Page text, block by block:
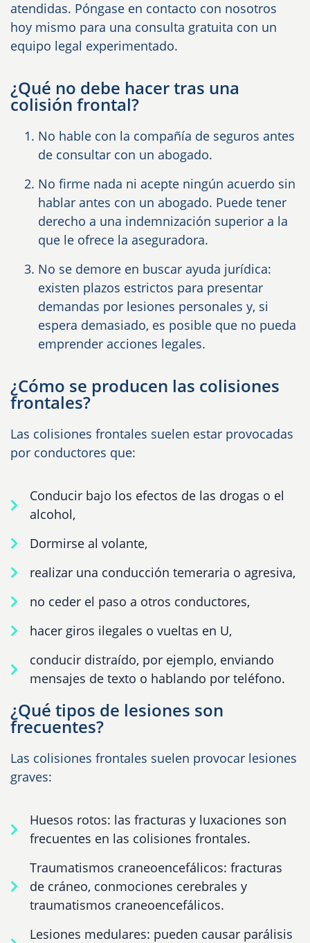
atendidas. Póngase en contacto con nosotros
hoy mismo para una consulta gratuita con un
equipo legal experimentado.
¿Qué no debe hacer tras una
colisión frontal?
No hable con la compañía de seguros antes
de consultar con un abogado.
No firme nada ni acepte ningún acuerdo sin
hablar antes con un abogado. Puede tener
derecho a una indemnización superior a la
que le ofrece la aseguradora.
No se demore en buscar ayuda jurídica:
existen plazos estrictos para presentar
demandas por lesiones personales y, si
espera demasiado, es posible que no pueda
emprender acciones legales.
¿Cómo se producen las colisiones
frontales?
Las colisiones frontales suelen estar provocadas
por conductores que:
Conducir bajo los efectos de las drogas o el
alcohol,
Dormirse al volante,
realizar una conducción temeraria o agresiva,
no ceder el paso a otros conductores,
hacer giros ilegales o vueltas en U,
conducir distraído, por ejemplo, enviando
mensajes de texto o hablando por teléfono.
¿Qué tipos de lesiones son
frecuentes?
Las colisiones frontales suelen provocar lesiones
graves:
Huesos rotos: las fracturas y luxaciones son
frecuentes en las colisiones frontales.
Traumatismos craneoencefálicos: fracturas
de cráneo, conmociones cerebrales y
traumatismos craneoencefálicos.
Lesiones medulares: pueden causar parálisis